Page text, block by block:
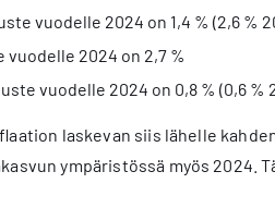
vuodelle 2024 on 1,4 % (2,6 %
2024 on 2,7 %
vuodelle 2024 on 0,8 % (0,6 %
laskevan siis lähelle
ympäristössä myös